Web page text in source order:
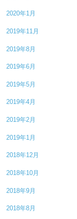
2020年1月
2019年11月
2019年8月
2019年6月
2019年5月
2019年4月
2019年2月
2019年1月
2018年12月
2018年10月
2018年9月
2018年8月